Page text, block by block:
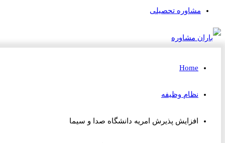
مشاوره تحصیلی
Home
نظام وظیفه
افزایش پذیرش امریه دانشگاه صدا و سیما